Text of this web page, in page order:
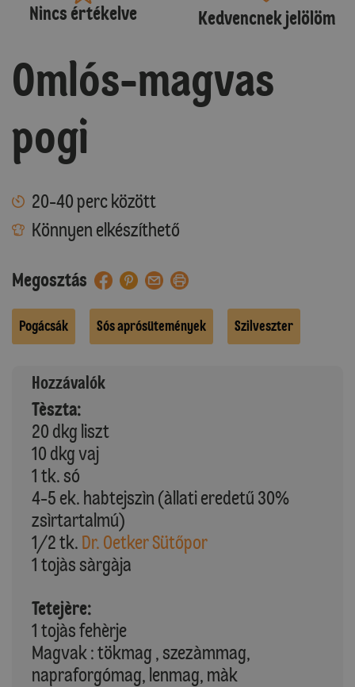
Nincs értékelve Kedvencnek jelölöm
Omlós-magvas
pogi
20-40 perc között
Könnyen elkészíthető
Megosztás
Pogácsák Sós aprósütemények Szilveszter
Hozzávalók
Tèszta:
20 dkg liszt
10 dkg vaj
1 tk. só
4-5 ek. habtejszìn (àllati eredetű 30%
zsìrtartalmú)
1/2 tk. Dr. Oetker Sütőpor
1 tojàs sàrgàja
Tetejère:
1 tojàs fehèrje
Magvak : tökmag , szezàmmag,
napraforgómag, lenmag, màk